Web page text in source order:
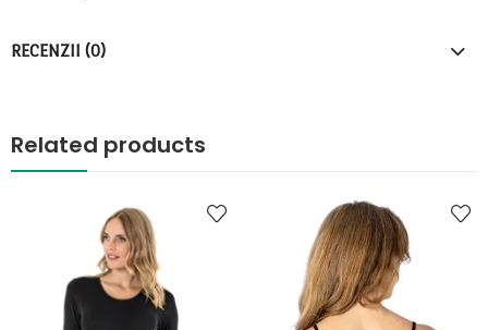
RECENZII (0)
Related products